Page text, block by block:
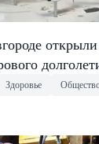
Здоровье